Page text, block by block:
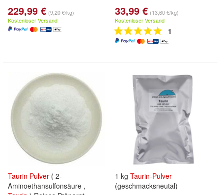
229,99 € (9,20 €/kg)
Kostenloser Versand
33,99 € (13,60 €/kg)
Kostenloser Versand
1
Taurin Pulver ( 2-
Aminoethansulfonsäure ,
1 kg Taurin-Pulver
(geschmacksneutal)